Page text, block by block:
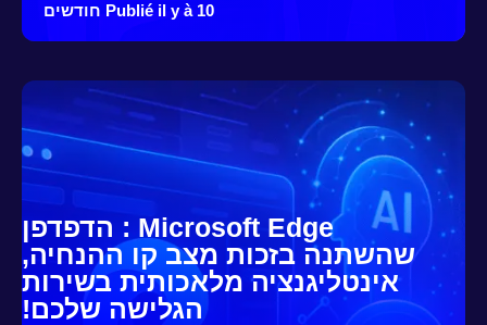
Publié il y à 10 חודשים
Microsoft Edge : הדפדפן
שהשתנה בזכות מצב קו ההנחיה,
אינטליגנציה מלאכותית בשירות
הגלישה שלכם!